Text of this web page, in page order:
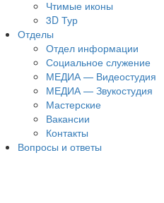
Чтимые иконы
3D Тур
Отделы
Отдел информации
Социальное служение
МЕДИА — Видеостудия
МЕДИА — Звукостудия
Мастерские
Вакансии
Контакты
Вопросы и ответы